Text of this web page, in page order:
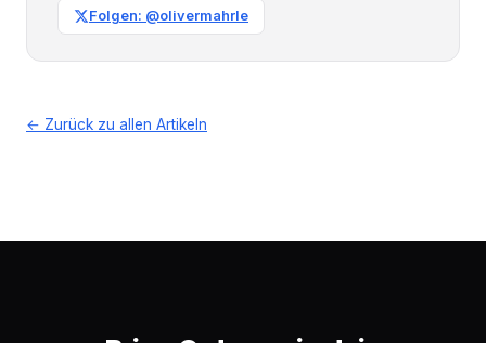
Folgen: @olivermahrle
← Zurück zu allen Artikeln